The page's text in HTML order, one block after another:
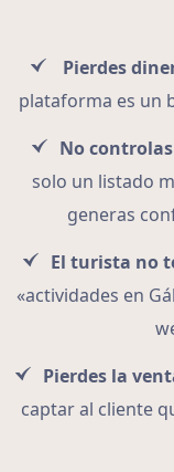
Pierdes
plataforma es un
No
solo un listado
generas
El turista no
«actividades en
Pierdes la
captar al cliente